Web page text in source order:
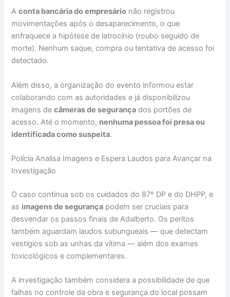
Aconta bancária do empresário não registrou
movimentações após o desaparecimento, o que
enfraquece a hipótese de latrocínio (roubo seguido de
morte). Nenhum saque, compra ou tentativa de acesso foi
detectado.
Além disso, a organização do evento informou estar
colaborando com as autoridades e já disponibilizou
imagens decâmeras de segurança dos portões de
acesso. Até o momento, nenhuma pessoa foi presa ou
identificada como suspeita.
Polícia Analisa Imagens e Espera Laudos para Avançar na
Investigação
O caso continua sob os cuidados do 87º DP e do DHPP, e
as imagens de segurança podem ser cruciais para
desvendar os passos finais de Adalberto. Os peritos
também aguardam laudos subungueais — que detectam
vestígios sob as unhas da vítima — além dos exames
toxicológicos e complementares.
A investigação também considera a possibilidade de que
falhas no controle da obra e segurança do local possam